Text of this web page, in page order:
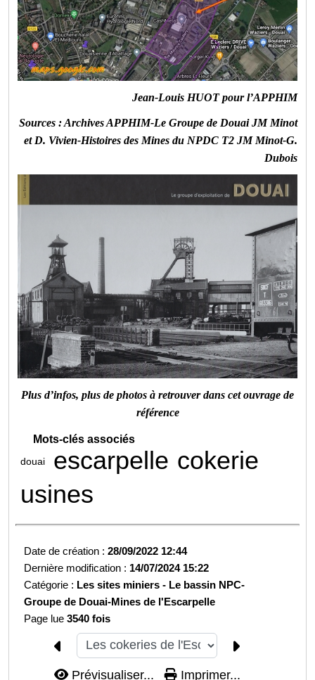
Jean-Louis HUOT pour l’APPHIM
Sources : Archives APPHIM-Le Groupe de Douai JM Minot
et D. Vivien-Histoires des Mines du NPDC T2 JM Minot-G.
Dubois
Plus d’infos, plus de photos à retrouver dans cet ouvrage de
référence
Mots-clés associés
douai escarpelle cokerie
usines
Date de création :28/09/2022 12:44
Dernière modification : 14/07/2024 15:22
Catégorie : Les sites miniers - Le bassin NPC-
Groupe de Douai-Mines de l'Escarpelle
Page lue3540 fois
Prévisualiser... Imprimer...